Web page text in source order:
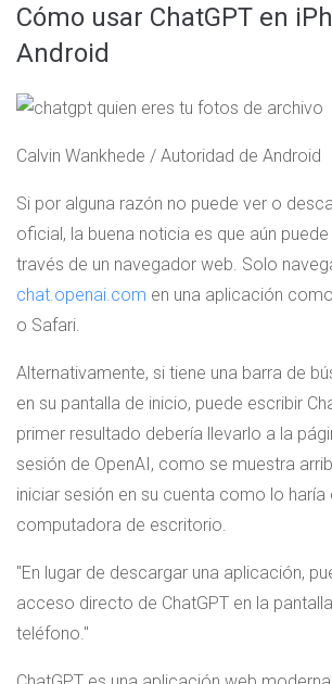
Cómo usar ChatGPT en
Android
Calvin Wankhede / Autoridad de Android
Si por alguna razón no puede ver o
oficial, la buena noticia es que aún puede
través de un navegador web. Solo
chat.openai.com en una aplicación
o Safari.
Alternativamente, si tiene una barra de
en su pantalla de inicio, puede escribir
primer resultado debería llevarlo a la
sesión de OpenAI, como se muestra
iniciar sesión en su cuenta como lo haría
computadora de escritorio.
En lugar de descargar una aplicación,
acceso directo de ChatGPT en la
teléfono.